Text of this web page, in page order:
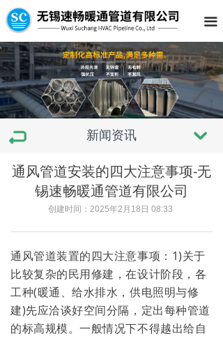
끀
通风管道安装的四大注意事项-无
锡速畅暖通管道有限公司
创建时间： 2025年2月18日 08:33
通风管道装置的四大注意事项：1)关于
比较复杂的民用修建，在设计阶段，各
工种(暖通、给水排水，供电照明与修
建)先应洽谈好空间分隔，定出每种管道
的标高规模。一般情况下不得越出给自
新闻资讯 낔